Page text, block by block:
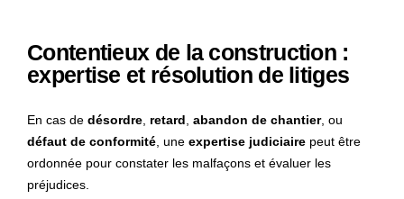
Contentieux de la construction :
expertise et résolution de litiges
En cas de désordre retard abandon de chantier, ou
défaut de conformité , une expertise judiciaire peut être
ordonnée pour constater les malfaçons et évaluer les
préjudices.